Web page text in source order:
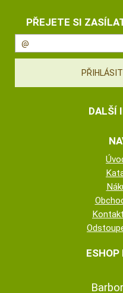
PŘEJETE SI
DALŠÍ
ESHOP